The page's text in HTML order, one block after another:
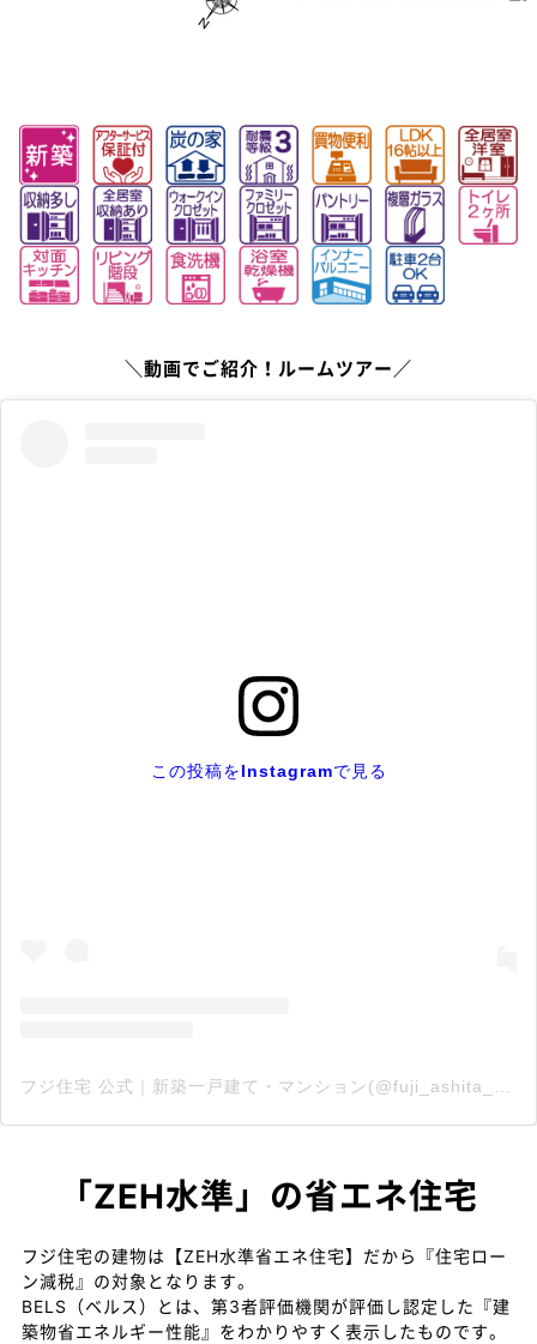
＼動画でご紹介！ルームツアー／
この投稿をInstagramで見る
「ZEH水準」の省エネ住宅
フジ住宅の建物は【ZEH水準省エネ住宅】だから『住宅ロー
ン減税』の対象となります。
BELS（ベルス）とは、第3者評価機関が評価し認定した『建
築物省エネルギー性能』をわかりやすく表示したものです。